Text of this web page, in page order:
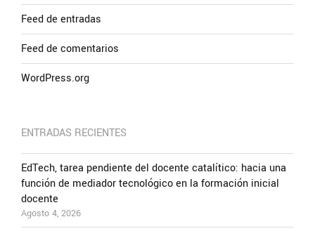
Feed de entradas
Feed de comentarios
WordPress.org
ENTRADAS RECIENTES
EdTech, tarea pendiente del docente catalítico: hacia una
función de mediador tecnológico en la formación inicial
docente
Agosto 4, 2026